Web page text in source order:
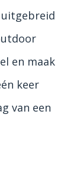
uitgebreid
en maak
keer
van een